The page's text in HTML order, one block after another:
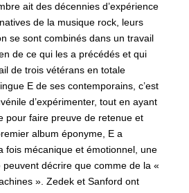
ait des décennies d’expérience
de la musique rock, leurs
se sont combinés dans un travail
de ce qui les a précédés et qui
de trois vétérans en totale
E de ses contemporains, c’est
d’expérimenter, tout en ayant
pour faire preuve de retenue et
album éponyme, E a
fois mécanique et émotionnel, une
peuvent décrire que comme de la «
». Zedek et Sanford ont